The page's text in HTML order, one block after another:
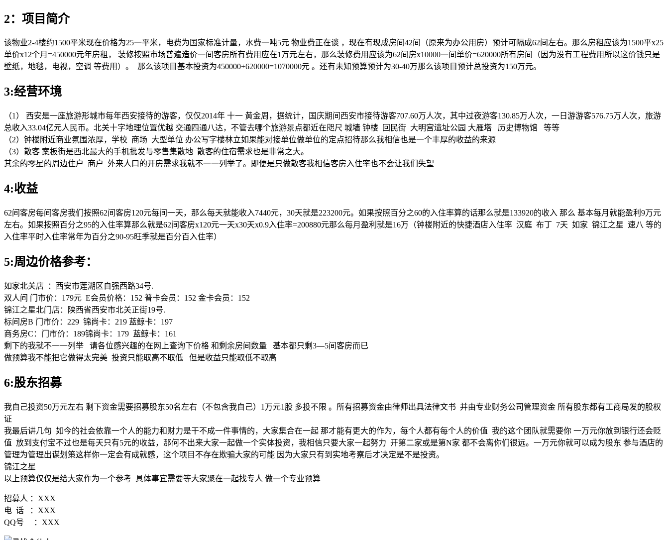
2：项目简介
该物业2-4楼约1500平米现在价格为25一平米，电费为国家标准计量，水费一吨5元 物业费正在谈 ，现在有现成房间42间（原来为办公用房）预计可隔成62间左右。那么房租应该为1500平x25
单价x12个月=450000元年房租， 装修按照市场普遍造价一间客房所有费用应在1万元左右，那么装修费用应该为62间房x10000一间单价=620000所有房间（因为没有工程费用所以这价钱只是
壁纸，地毯，电视，空调 等费用）。 那么该项目基本投资为450000+620000=1070000元 。还有未知预算预计为30-40万那么该项目预计总投资为150万元。
3:经营环境
（1） 西安是一座旅游形城市每年西安接待的游客，仅仅2014年 十一 黄金周，据统计，国庆期间西安市接待游客707.60万人次，其中过夜游客130.85万人次，一日游游客576.75万人次，旅游
总收入33.04亿元人民币。北关十字地理位置优越 交通四通八达，不管去哪个旅游景点都近在咫尺 城墙 钟楼 回民街 大明宫遗址公园 大雁塔 历史博物馆 等等
（2）钟楼附近商业氛围浓厚，学校 商场 大型单位 办公写字楼林立如果能对接单位做单位的定点招待那么我相信也是一个丰厚的收益的来源
（3）散客 案板街是西北最大的手机批发与零售集散地 散客的住宿需求也是非常之大。
其余的零星的周边住户 商户 外来人口的开房需求我就不一一列举了。即便是只做散客我相信客房入住率也不会让我们失望
4:收益
62间客房每间客房我们按照62间客房120元每间一天，那么每天就能收入7440元，30天就是223200元。如果按照百分之60的入住率算的话那么就是133920的收入 那么 基本每月就能盈利9万元
左右。如果按照百分之95的入住率算那么就是62间客房x120元一天x30天x0.9入住率=200880元那么每月盈利就是16万（钟楼附近的快捷酒店入住率 汉庭 布丁 7天 如家 锦江之星 速八 等的
入住率平时入住率常年为百分之90-95旺季就是百分百入住率）
5:周边价格参考：
如家北关店 ：西安市莲湖区自强西路34号.
双人间 门市价：179元 E会员价格：152 普卡会员：152 金卡会员：152
锦江之星北门店：陕西省西安市北关正街19号.
标间房B 门市价：229 锦尚卡：219 蓝鲸卡：197
商务房C：门市价：189锦尚卡：179 蓝鲸卡：161
剩下的我就不一一列举 请各位感兴趣的在网上查询下价格 和剩余房间数量 基本都只剩3—5间客房而已
做预算我不能把它做得太完美 投资只能取高不取低 但是收益只能取低不取高
6:股东招募
我自己投资50万元左右 剩下资金需要招募股东50名左右（不包含我自己）1万元1股 多投不限 。所有招募资金由律师出具法律文书 并由专业财务公司管理资金 所有股东都有工商局发的股权
证
我最后讲几句 如今的社会依靠一个人的能力和财力是干不成一件事情的，大家集合在一起 那才能有更大的作为，每个人都有每个人的价值 我的这个团队就需要你 一万元你放到银行还会贬
值 放到支付宝不过也是每天只有5元的收益，那何不出来大家一起做一个实体投资，我相信只要大家一起努力 开第二家或是第N家 都不会离你们很远。一万元你就可以成为股东 参与酒店的
管理为管理出谋划策这样你一定会有成就感，这个项目不存在欺骗大家的可能 因为大家只有到实地考察后才决定是不是投资。
锦江之星
以上预算仅仅是给大家作为一个参考 具体事宜需要等大家聚在一起找专人 做一个专业预算
招募人 ：XXX
电 话 ：XXX
QQ号 ：XXX